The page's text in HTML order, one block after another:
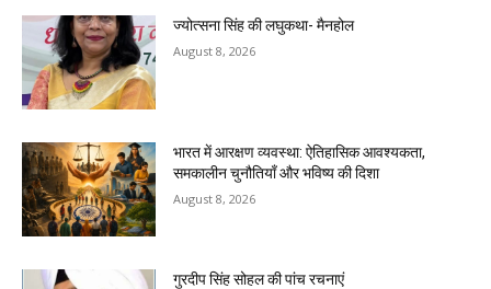
ज्योत्सना सिंह की लघुकथा- मैनहोल
August 8, 2026
भारत में आरक्षण व्यवस्था: ऐतिहासिक आवश्यकता,
समकालीन चुनौतियाँ और भविष्य की दिशा
August 8, 2026
गुरदीप सिंह सोहल की पांच रचनाएं